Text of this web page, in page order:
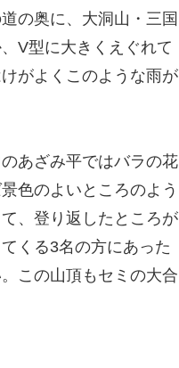
の奥に、大洞山・三国
V型に大きくえぐれて
がよくこのような雨が
あざみ平ではバラの花
色のよいところのよう
、登り返したところが
くる3名の方にあった
この山頂もセミの大合